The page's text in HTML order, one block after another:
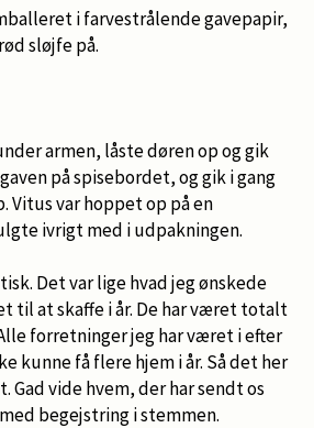
i farvestrålende gavepapir,
sløjfe på.
armen, låste døren op og gik
på spisebordet, og gik i gang
Vitus var hoppet op på en
ivrigt med i udpakningen.
Det var lige hvad jeg ønskede
til at skaffe i år. De har været totalt
forretninger jeg har været i efter
kunne få flere hjem i år. Så det her
Gad vide hvem, der har sendt os
begejstring i stemmen.